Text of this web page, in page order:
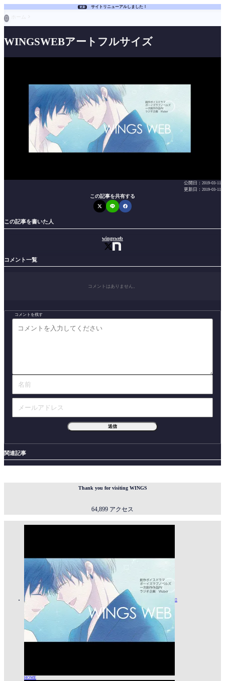
更新 サイトリニューアルしました！

WINGSWEBアートフルサイズ
公開日： 2019-03-11
更新日： 2019-03-11
この記事を共有する
この記事を書いた人
wingsweb
コメント一覧
コメントはありません。
コメントを残す
関連記事
Thank you for visiting WINGS
64,899 アクセス

HOME